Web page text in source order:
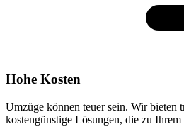
Hohe Kosten
Umzüge können teuer sein. Wir bieten
kostengünstige Lösungen, die zu Ihrem